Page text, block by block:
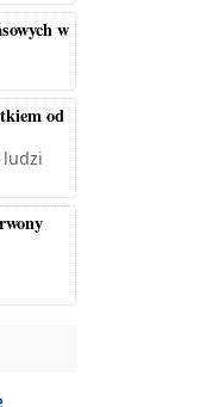
w
od
ludzi